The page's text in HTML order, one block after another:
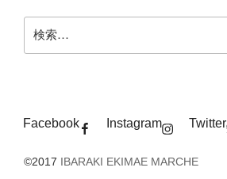
索:
Facebook Instagram Twitter
©2017 IBARAKI EKIMAE MARCHE